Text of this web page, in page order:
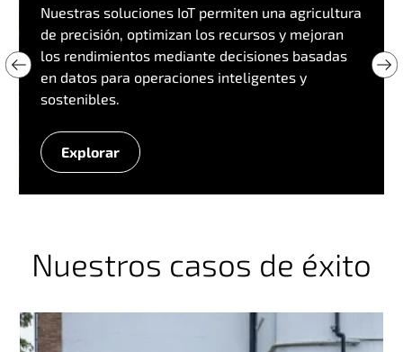
Nuestras soluciones IoT permiten una agricultura
de precisión, optimizan los recursos y mejoran
los rendimientos mediante decisiones basadas
en datos para operaciones inteligentes y
sostenibles.
Explorar
A
u
t
u
Nuestros casos de éxito